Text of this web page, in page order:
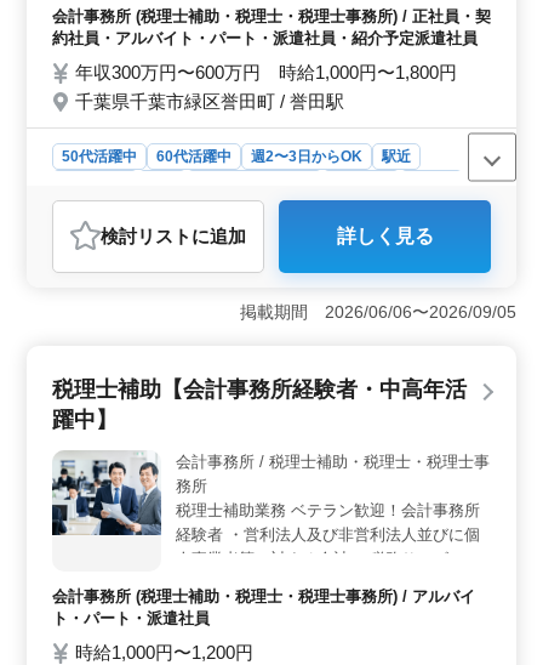
計算 ・決算、税務申告業務 愉快なスタッフ
と一緒に働きませんか？ 土日祝休み。他・
夏季休暇年末年始休暇あり。 税理士の方優
遇致します。
会計事務所 (税理士補助・税理士・税理士事務所) / 正社員・契
約社員・アルバイト・パート・派遣社員・紹介予定派遣社員
年収300万円〜600万円 時給1,000円〜1,800円
千葉県千葉市緑区誉田町 / 誉田駅
50代活躍中 60代活躍中 週2〜3日からOK
駅近
紹介予定派遣社員
アルバイト・パート
会計事務所
おすすめポイント
＜経験者優遇＞ 会計事務所での実務経験が豊富な方を
されています。経験を活かして安定したキャリアを築け
ます。 ＜働きやすさ＞ 土日祝休みで、夏季休暇や
年末年始休暇もあります。残業は少なめで、家庭との両
検討リスト に追加 詳しく見る
掲載期間 2026/06/06〜2026/09/05
税理士補助【会計事務所経験者・中高年活
躍中】
会計事務所 / 税理士補助・税理士・税理士事
務所
税理士補助業務 ベテラン歓迎！会計事務所
経験者 ・営利法人及び非営利法人並びに個
人事業者等に対する会計・ 税務サービスの
提供労務 ・人事サービスの提供 等 会計・財
務経験者優遇！パートスタッフの募集ですの
で、就業日数ご相談下さい。
会計事務所 (税理士補助・税理士・税理士事務所) / アルバイ
ト・パート・派遣社員
時給1,000円〜1,200円